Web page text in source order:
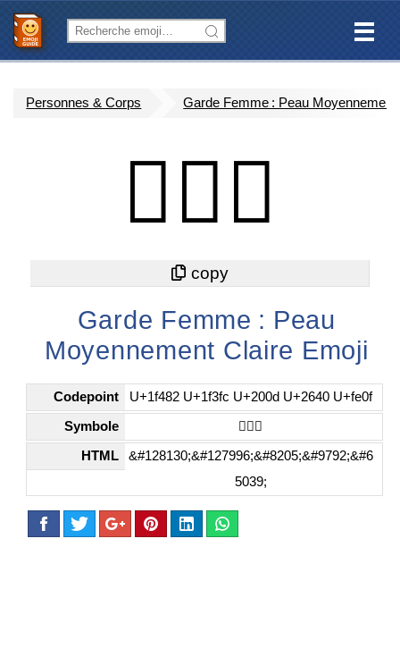
Personnes & Corps Garde Femme : Peau Moyennement
💂🏼‍♀️
Garde Femme : Peau
Moyennement Claire Emoji
Codepoint U+1f482 U+1f3fc U+200d U+2640 U+fe0f
Symbole 💂🏼‍♀️
HTML
&#128130;&#127996;&#8205;&#9792;&#6
5039;